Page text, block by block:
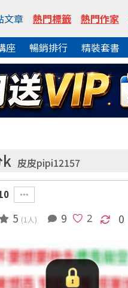
文章 熱門標籤 熱門作家
座 暢銷排行 精裝套書
k 皮皮pipi12157
5 (1人) 9 0